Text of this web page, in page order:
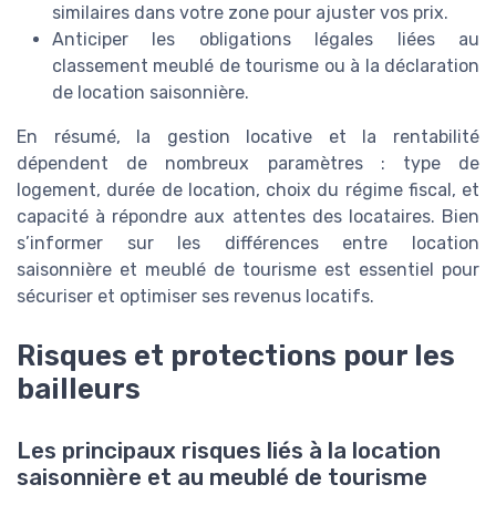
similaires dans votre zone pour ajuster vos prix.
Anticiper les obligations légales liées au
classement meublé de tourisme ou à la déclaration
de location saisonnière.
En résumé, la gestion locative et la rentabilité
dépendent de nombreux paramètres : type de
logement, durée de location, choix du régime fiscal, et
capacité à répondre aux attentes des locataires. Bien
s’informer sur les différences entre location
saisonnière et meublé de tourisme est essentiel pour
sécuriser et optimiser ses revenus locatifs.
Risques et protections pour les
bailleurs
Les principaux risques liés à la location
saisonnière et au meublé de tourisme